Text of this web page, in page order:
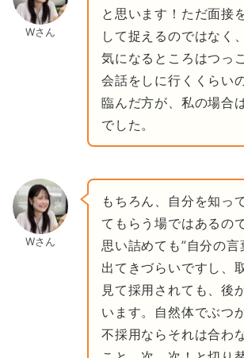
Wさん
と思います！ただ面接
して捉えるのではなく
気になるところはつっ
会話をしに行くくらい
臨んだ方が、私の場合
でした。
Wさん
もちろん、自分を知っ
てもらう場ではあるの
思い詰めても”自分の言
出てきづらいですし、
見て採用されても、後
います。自然体でぶつ
不採用ならそれは合わ